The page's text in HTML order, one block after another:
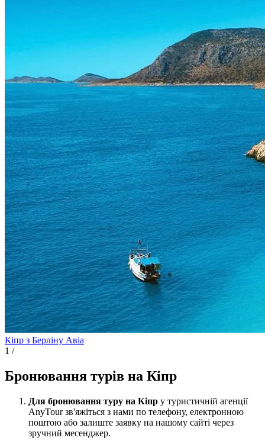
Кіпр з Берліну Авіа
1 /
Бронювання турів на Кіпр
Для бронювання туру на Кіпр у туристичній агенції
AnyTour зв'яжіться з нами по телефону, електронною
поштою або залиште заявку на нашому сайті через
зручний месенджер.